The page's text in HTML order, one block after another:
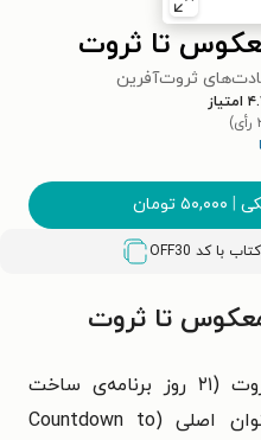
تا ثروت
| ۵۰,۰۰۰ تومان
OFF30
تا ثروت
کتاب شمارش معکوس تا ثروت (۲۱ روز برنامه‌ی ساخت
عادت‌های ثروت‌آفرین) با عنوان اصلی (Countdown to